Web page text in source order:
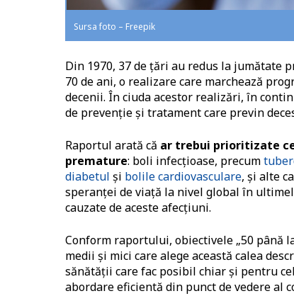
Sursa foto – Freepik
Din 1970, 37 de țări au redus la jumătate
70 de ani, o realizare care marchează
decenii. În ciuda acestor realizări, în
de prevenție și tratament care previn
Raportul arată că ar trebui prioritizate
premature: boli infecțioase, precum
diabetul și bolile cardiovasculare, și alte
speranței de viață la nivel global în
cauzate de aceste afecțiuni.
Conform raportului, obiectivele „50 până
medii și mici care alege această calea
sănătății care fac posibil chiar și pentru
abordare eficientă din punct de vedere